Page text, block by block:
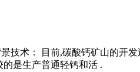
技术： 目前,碳酸钙矿山的开
是生产普通轻钙和活 .